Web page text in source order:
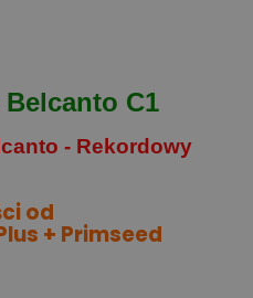
C1
- Rekordowy
od
+ Primseed